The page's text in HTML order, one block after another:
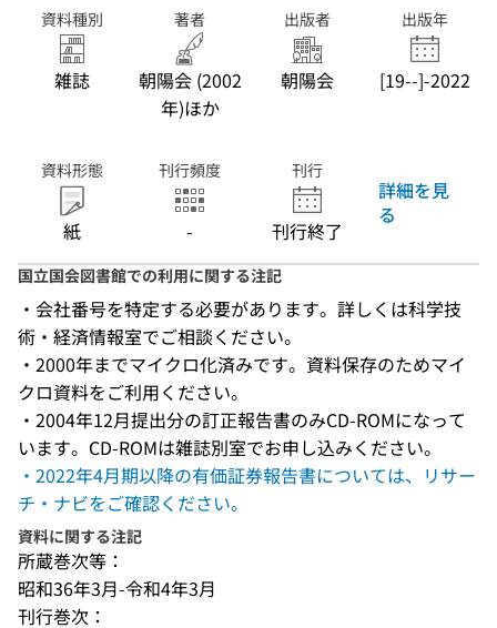
資料種別
雑誌
著者
朝陽会 (2002
年)ほか
出版者
朝陽会
出版年
[19--]-2022
資料形態
紙
刊行頻度
-
刊行
刊行終了
詳細を見
る
国立国会図書館での利用に関する注記
・会社番号を特定する必要があります。詳しくは科学技
術・経済情報室でご相談ください。
・2000年までマイクロ化済みです。資料保存のためマイ
クロ資料をご利用ください。
・2004年12月提出分の訂正報告書のみCD-ROMになって
います。CD-ROMは雑誌別室でお申し込みください。
・2022年4月期以降の有価証券報告書については、リサー
チ・ナビをご確認ください。
資料に関する注記
所蔵巻次等：
昭和36年3月-令和4年3月
刊行巻次：